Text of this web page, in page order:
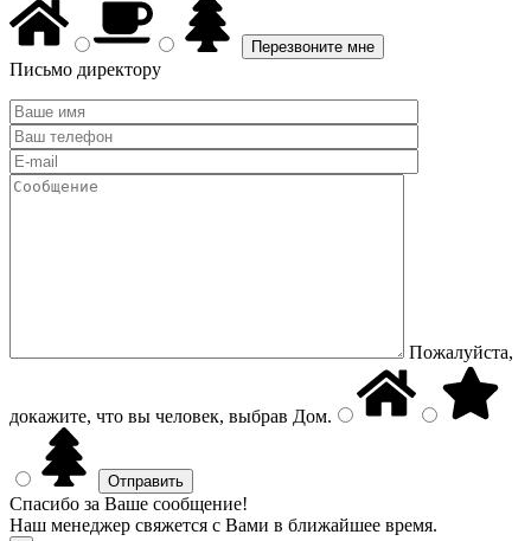
Письмо директору
Пожалуйста,
докажите, что вы человек, выбрав Дом.
Спасибо за Ваше сообщение!
Наш менеджер свяжется с Вами в ближайшее время.